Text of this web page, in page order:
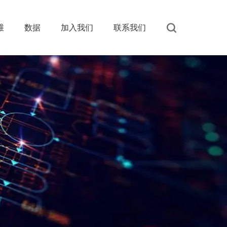
数据 加入我们 联系我们